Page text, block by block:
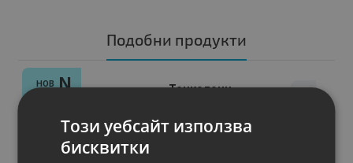
Подобни продукти
НОВ N
Тонколони
Pink
Този уебсайт използва
бисквитки